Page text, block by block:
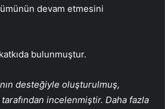
devam etmesini
bulunmuştur.
desteğiyle oluşturulmuş,
incelenmiştir. Daha fazla